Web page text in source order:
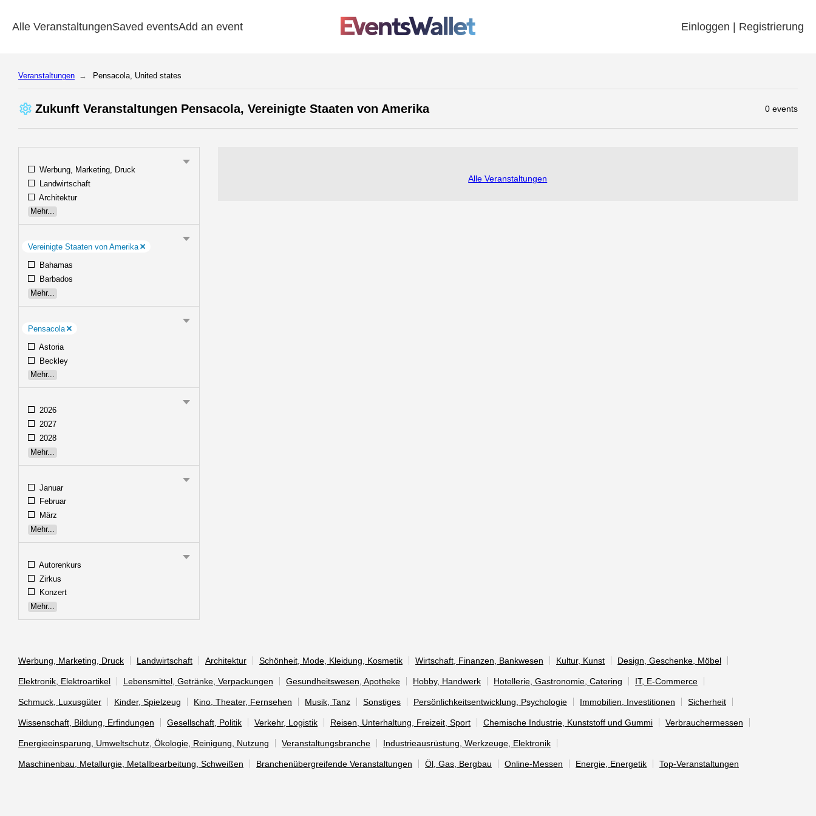
Alle VeranstaltungenSaved eventsAdd an event Einloggen | Registrierung
Veranstaltungen Pensacola, United states
Zukunft Veranstaltungen Pensacola, Vereinigte Staaten von Amerika 0 events
Werbung, Marketing, Druck
Landwirtschaft
Architektur
Mehr...
Vereinigte Staaten von Amerika
Bahamas
Barbados
Mehr...
Pensacola
Astoria
Beckley
Mehr...
2026
2027
2028
Mehr...
Januar
Februar
März
Mehr...
Autorenkurs
Zirkus
Konzert
Mehr...
Alle Veranstaltungen
Werbung, Marketing, Druck Landwirtschaft Architektur Schönheit, Mode, Kleidung, Kosmetik Wirtschaft, Finanzen, Bankwesen Kultur, Kunst Design, Geschenke, Möbel
Elektronik, Elektroartikel Lebensmittel, Getränke, Verpackungen Gesundheitswesen, Apotheke Hobby, Handwerk Hotellerie, Gastronomie, Catering IT, E-Commerce
Schmuck, Luxusgüter Kinder, Spielzeug Kino, Theater, Fernsehen Musik, Tanz Sonstiges Persönlichkeitsentwicklung, Psychologie Immobilien, Investitionen Sicherheit
Wissenschaft, Bildung, Erfindungen Gesellschaft, Politik Verkehr, Logistik Reisen, Unterhaltung, Freizeit, Sport Chemische Industrie, Kunststoff und Gummi Verbrauchermessen
Energieeinsparung, Umweltschutz, Ökologie, Reinigung, Nutzung Veranstaltungsbranche Industrieausrüstung, Werkzeuge, Elektronik
Maschinenbau, Metallurgie, Metallbearbeitung, Schweißen Branchenübergreifende Veranstaltungen Öl, Gas, Bergbau Online-Messen Energie, Energetik Top-Veranstaltungen